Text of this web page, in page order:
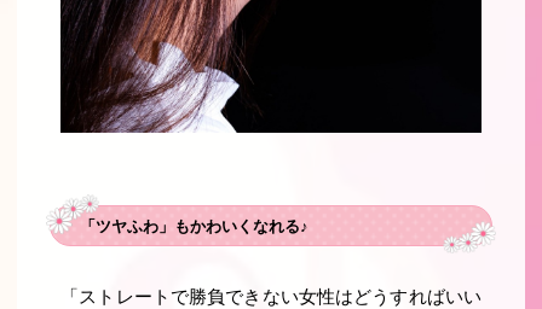
「ツヤふわ」もかわいくなれる♪
「 ストレートで勝負できない女性はどうすればいい